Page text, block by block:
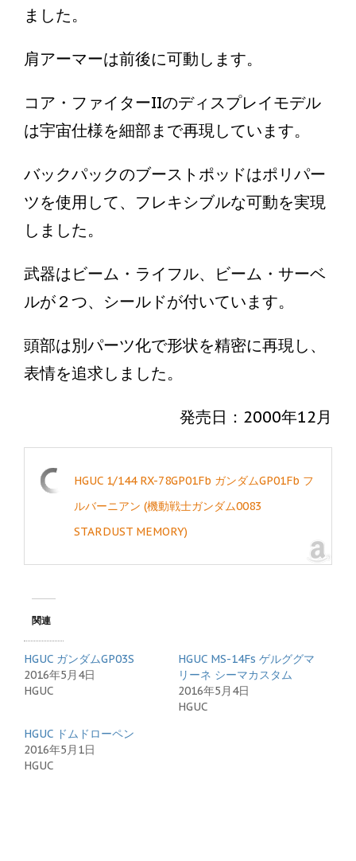
ました。
肩アーマーは前後に可動します。
コア・ファイターIIのディスプレイモデル
は宇宙仕様を細部まで再現しています。
バックパックのブーストポッドはポリパー
ツを使用して、フレキシブルな可動を実現
しました。
武器はビーム・ライフル、ビーム・サーベ
ルが２つ、シールドが付いています。
頭部は別パーツ化で形状を精密に再現し、
表情を追求しました。
発売日：2000年12月
HGUC 1/144 RX-78GP01Fb ガンダムGP01Fb フ
ルバーニアン (機動戦士ガンダム0083
STARDUST MEMORY)
関連
HGUC ガンダムGP03S
2016年5月4日
HGUC
HGUC MS-14Fs ゲルググマ
リーネ シーマカスタム
2016年5月4日
HGUC
HGUC ドムドローペン
2016年5月1日
HGUC